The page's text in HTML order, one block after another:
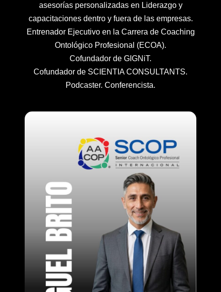
asesorías personalizadas en Liderazgo y
capacitaciones dentro y fuera de las empresas.
Entrenador Ejecutivo en la Carrera de Coaching
Ontológico Profesional (ECOA).
Cofundador de GIGNiT.
Cofundador de SCIENTIA CONSULTANTS.
Podcaster. Conferencista.